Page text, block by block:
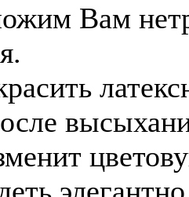
Вам